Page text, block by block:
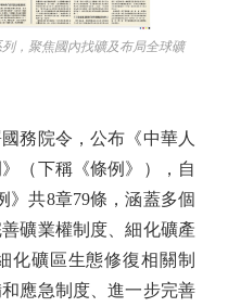
，聚焦國內找礦及布局全球礦
院令，公布《中華人
（下稱《條例》），自
》共8章79條，涵蓋多個
礦業權制度、細化礦產
化礦區生態修復相關制
應急制度、進一步完善